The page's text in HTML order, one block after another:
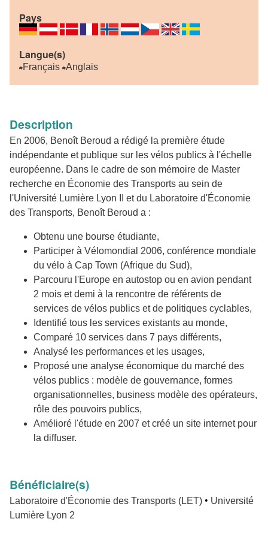
Pays
Langue(s)
#Français #Anglais
Description
En 2006, Benoît Beroud a rédigé la première étude
indépendante et publique sur les vélos publics à l'échelle
européenne. Dans le cadre de son mémoire de Master
recherche en Économie des Transports au sein de
l'Université Lumière Lyon II et du Laboratoire d'Économie
des Transports, Benoît Beroud a :
Obtenu une bourse étudiante,
Participer à Vélomondial 2006, conférence mondiale
du vélo à Cap Town (Afrique du Sud),
Parcouru l'Europe en autostop ou en avion pendant
2 mois et demi à la rencontre de référents de
services de vélos publics et de politiques cyclables,
Identifié tous les services existants au monde,
Comparé 10 services dans 7 pays différents,
Analysé les performances et les usages,
Proposé une analyse économique du marché des
vélos publics : modèle de gouvernance, formes
organisationnelles, business modèle des opérateurs,
rôle des pouvoirs publics,
Amélioré l'étude en 2007 et créé un site internet pour
la diffuser.
Bénéficiaire(s)
Laboratoire d'Économie des Transports (LET) • Université
Lumière Lyon 2